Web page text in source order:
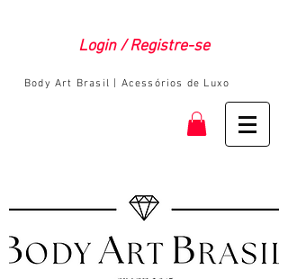
Login / Registre-se
Body Art Brasil | Acessórios de Luxo